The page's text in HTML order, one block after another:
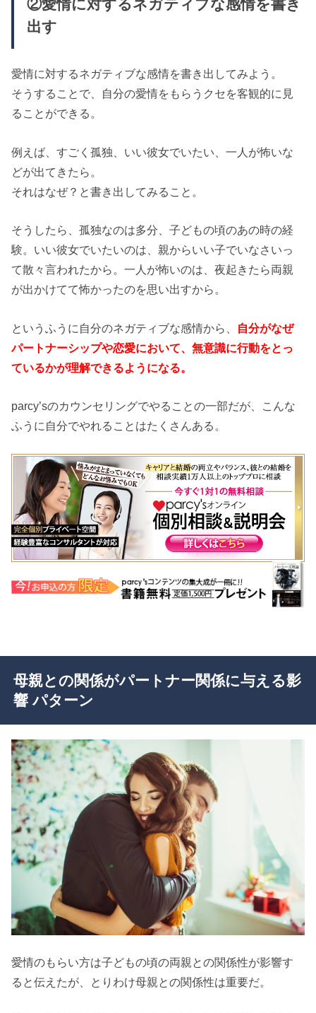
②愛情に対するネガティブな感情を書き
出す
愛情に対するネガティブな感情を書き出してみよう。
そうすることで、自分の愛情をもらうクセを客観的に見
ることができる。
例えば、すごく孤独、いい彼女でいたい、一人が怖いな
どが出てきたら。
それはなぜ？と書き出してみること。
そうしたら、孤独なのは多分、子どもの頃のあの時の経
験。いい彼女でいたいのは、親からいい子でいなさいっ
て散々言われたから。一人が怖いのは、夜起きたら両親
が出かけてて怖かったのを思い出すから。
というふうに自分のネガティブな感情から、 自分がなぜ
パートナーシップや恋愛において、無意識に行動をとっ
ているかが理解できるようになる。
parcy’sのカウンセリングでやることの一部だが、こんな
ふうに自分でやれることはたくさんある。
母親との関係がパートナー関係に与える影
響 パターン
愛情のもらい方は子どもの頃の両親との関係性が影響す
ると伝えたが、とりわけ母親との関係性は重要だ。